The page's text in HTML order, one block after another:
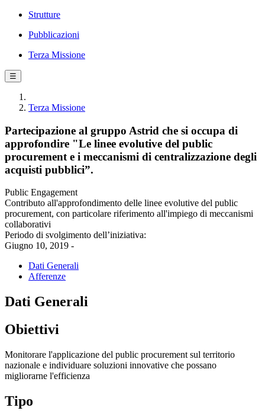
Strutture
Pubblicazioni
Terza Missione
☰
Terza Missione
Partecipazione al gruppo Astrid che si occupa di
approfondire "Le linee evolutive del public
procurement e i meccanismi di centralizzazione degli
acquisti pubblici”.
Public Engagement
Contributo all'approfondimento delle linee evolutive del public
procurement, con particolare riferimento all'impiego di meccanismi
collaborativi
Periodo di svolgimento dell’iniziativa:
Giugno 10, 2019 -
Dati Generali
Afferenze
Dati Generali
Obiettivi
Monitorare l'applicazione del public procurement sul territorio
nazionale e individuare soluzioni innovative che possano
migliorarne l'efficienza
Tipo